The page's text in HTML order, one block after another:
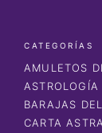
CATEGORÍAS
AMULETOS
ASTROLOGÍA
BARAJAS
CARTA